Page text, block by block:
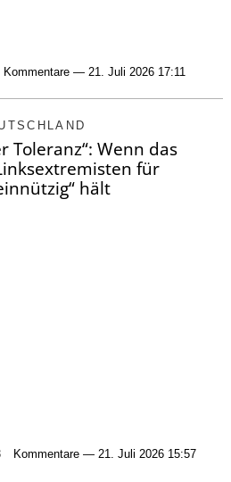
Kommentare — 21. Juli 2026 17:11
Toleranz“: Wenn das
für
hält
Kommentare — 21. Juli 2026 15:57